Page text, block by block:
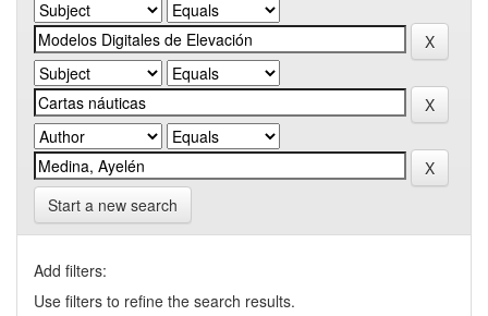
Start a new search
Add filters:
Use filters to refine the search results.